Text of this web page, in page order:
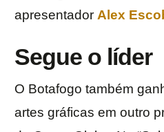
apresentador Alex
Segue o líder
O Botafogo também
artes gráficas em outro